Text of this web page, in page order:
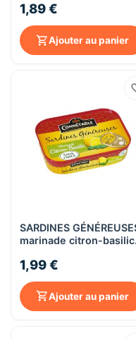
1,89 €
Ajouter au panier
SARDINES
marinade citron-basilic
- 140g
1,99 €
Ajouter au panier